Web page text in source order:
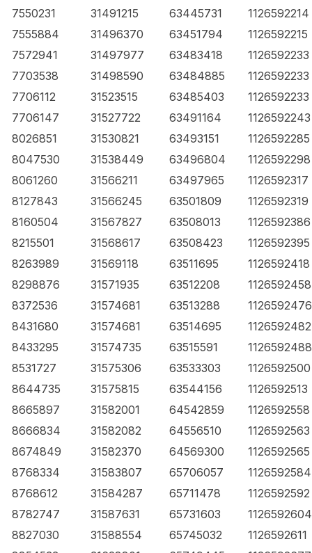
7550231
31491215 63445731
1126592214
7555884
31496370 63451794
1126592215
7572941
31497977 63483418
1126592233
7703538
31498590 63484885
1126592233
7706112
31523515 63485403
1126592233
7706147
31527722 63491164
1126592243
8026851
31530821 63493151
1126592285
8047530
31538449 63496804
1126592298
8061260
31566211 63497965
1126592317
8127843
31566245 63501809
1126592319
8160504
31567827 63508013
1126592386
8215501
31568617 63508423
1126592395
8263989
31569118 63511695
1126592418
8298876
31571935 63512208
1126592458
8372536
31574681 63513288
1126592476
8431680
31574681 63514695
1126592482
8433295
31574735 63515591
1126592488
8531727
31575306 63533303
1126592500
8644735
31575815 63544156
1126592513
8665897
31582001 64542859
1126592558
8666834
31582082 64556510
1126592563
8674849
31582370 64569300
1126592565
8768334
31583807 65706057
1126592584
8768612
31584287 65711478
1126592592
8782747
31587631 65731603
1126592604
8827030
31588554 65745032
1126592611